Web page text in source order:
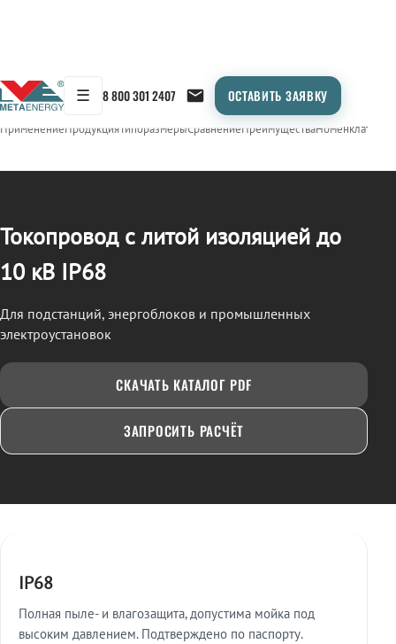
☰ 8 800 301 2407 ОСТАВИТЬ ЗАЯВКУ
← Продукция/ТОКОПРОВОД
ПрименениеПродукцияТипоразмерыСравнениеПреимуществаНоменклатура
Токопровод с литой изоляцией до
10 кВ IP68
Для подстанций, энергоблоков и промышленных
электроустановок
СКАЧАТЬ КАТАЛОГ PDF
ЗАПРОСИТЬ РАСЧЁТ
IP68
Полная пыле- и влагозащита, допустима мойка под
высоким давлением. Подтверждено по паспорту.